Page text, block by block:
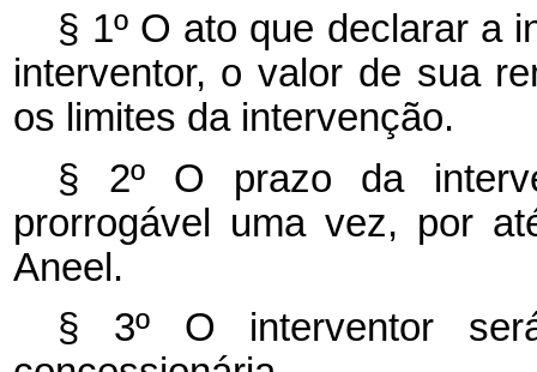
§ 1º O ato que declarar a
interventor, o valor de sua
os limites da intervenção.
§ 2º O prazo da
prorrogável uma vez, por
Aneel.
§ 3º O interventor